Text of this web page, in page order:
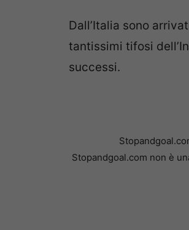
Dall’Italia sono
tantissimi tifosi
successi.
Stopandgoal.com non è